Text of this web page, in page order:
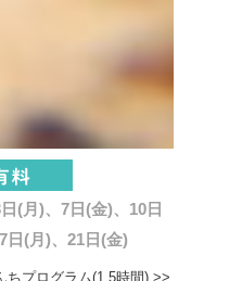
(月)、7日(金)、10日
日(月)、21日(金)
ちプログラム(1.5時間) >>